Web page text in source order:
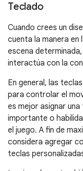
Teclado
Cuando crees un
cuenta la manera en
escena
interactúa con la
En general, las
para controlar el
es mejor asignar
importante o
el juego. A fin de
considera agregar
teclas